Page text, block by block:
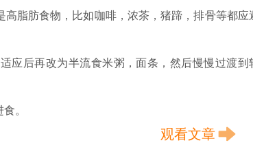
脂肪食物，比如咖啡，浓茶，猪蹄，排骨等都应
应后再改为半流食米粥，面条，然后慢慢过渡到
。
观看文章